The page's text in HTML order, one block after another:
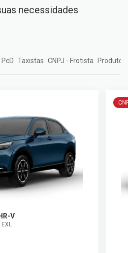
necessidades
Taxistas CNPJ - Frotista Produtor
HR-V
EXL